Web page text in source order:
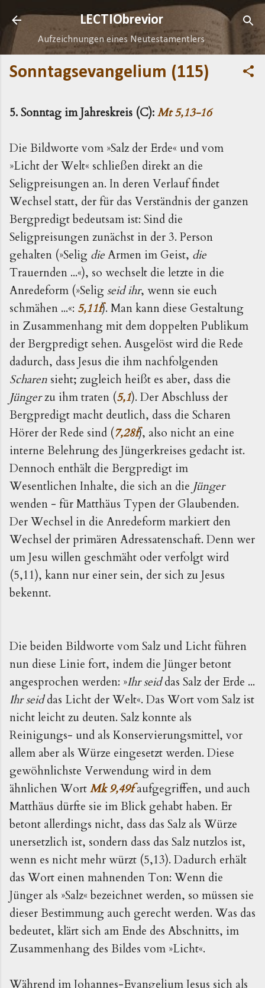
Direkt zum Hauptbereich
LECTIObrevior
Aufzeichnungen eines Neutestamentlers
Sonntagsevangelium (115)
5. Sonntag im Jahreskreis (C):Mt 5,13-16
Die Bildworte vom »Salz der Erde« und vom
»Licht der Welt« schließen direkt an die
Seligpreisungen an. In deren Verlauf findet
Wechsel statt, der für das Verständnis der ganzen
Bergpredigt bedeutsam ist: Sind die
Seligpreisungen zunächst in der 3. Person
gehalten (»Selig dieArmen im Geist, die
Trauernden ...«), so wechselt die letzte in die
Anredeform (»Seligseid ihr, wenn sie euch
schmähen ...«: 5,11f). Man kann diese Gestaltung
in Zusammenhang mit dem doppelten Publikum
der Bergpredigt sehen. Ausgelöst wird die Rede
dadurch, dass Jesus die ihm nachfolgenden
Scharen sieht; zugleich heißt es aber, dass die
Jüngerzu ihm traten (5,1). Der Abschluss der
Bergpredigt macht deutlich, dass die Scharen
Hörer der Rede sind (7,28f), also nicht an eine
interne Belehrung des Jüngerkreises gedacht ist.
Dennoch enthält die Bergpredigt im
Wesentlichen Inhalte, die sich an die Jünger
wenden - für Matthäus Typen der Glaubenden.
Der Wechsel in die Anredeform markiert den
Wechsel der primären Adressatenschaft. Denn wer
um Jesu willen geschmäht oder verfolgt wird
(5,11), kann nur einer sein, der sich zu Jesus
bekennt.
Die beiden Bildworte vom Salz und Licht führen
nun diese Linie fort, indem die Jünger betont
angesprochen werden: »Ihr seiddas Salz der Erde ...
Ihr seiddas Licht der Welt«. Das Wort vom Salz ist
nicht leicht zu deuten. Salz konnte als
Reinigungs- und als Konservierungsmittel, vor
allem aber als Würze eingesetzt werden. Diese
gewöhnlichste Verwendung wird in dem
ähnlichen WortMk 9,49faufgegriffen, und auch
Matthäus dürfte sie im Blick gehabt haben. Er
betont allerdings nicht, dass das Salz als Würze
unersetzlich ist, sondern dass das Salz nutzlos ist,
wenn es nicht mehr würzt (5,13). Dadurch erhält
das Wort einen mahnenden Ton: Wenn die
Jünger als »Salz« bezeichnet werden, so müssen sie
dieser Bestimmung auch gerecht werden. Was das
bedeutet, klärt sich am Ende des Abschnitts, im
Zusammenhang des Bildes vom »Licht«.
Während im Johannes-Evangelium Jesus sich als